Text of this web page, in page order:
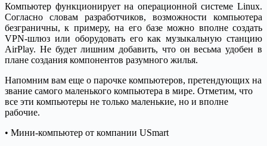
Компьютер функционирует на операционной системе Linux.
Согласно словам разработчиков, возможности компьютера
безграничны, к примеру, на его базе можно вполне создать
VPN-шлюз или оборудовать его как музыкальную станцию
AirPlay. Не будет лишним добавить, что он весьма удобен в
плане создания компонентов разумного жилья.
Напомним вам еще о парочке компьютеров, претендующих на
звание самого маленького компьютера в мире. Отметим, что
все эти компьютеры не только маленькие, но и вполне
рабочие.
• Мини-компьютер от компании USmart